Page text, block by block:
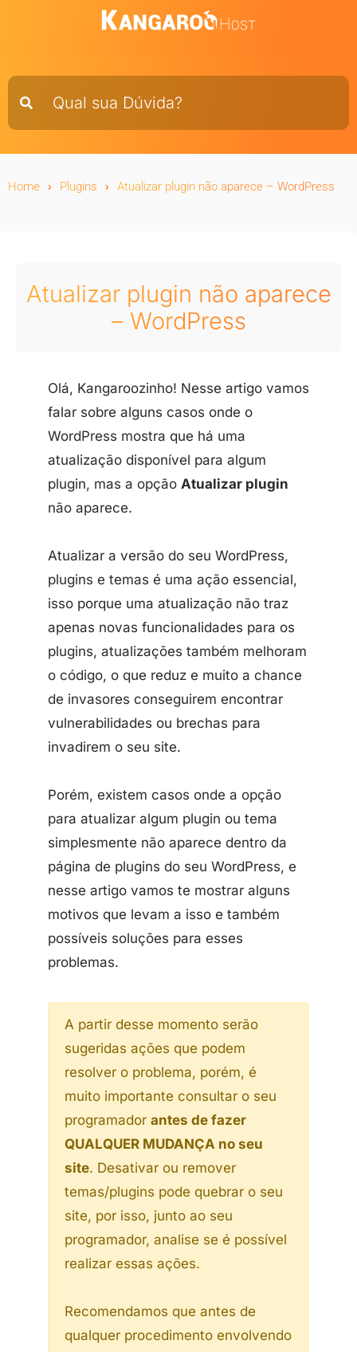
Home Plugins Atualizar plugin não aparece – WordPress
Atualizar plugin não aparece
– WordPress
Olá, Kangaroozinho! Nesse artigo vamos
falar sobre alguns casos onde o
WordPress mostra que há uma
atualização disponível para algum
plugin, mas a opção Atualizar plugin
não aparece.
Atualizar a versão do seu WordPress,
plugins e temas é uma ação essencial,
isso porque uma atualização não traz
apenas novas funcionalidades para os
plugins, atualizações também melhoram
o código, o que reduz e muito a chance
de invasores conseguirem encontrar
vulnerabilidades ou brechas para
invadirem o seu site.
Porém, existem casos onde a opção
para atualizar algum plugin ou tema
simplesmente não aparece dentro da
página de plugins do seu WordPress, e
nesse artigo vamos te mostrar alguns
motivos que levam a isso e também
possíveis soluções para esses
problemas.
A partir desse momento serão
sugeridas ações que podem
resolver o problema, porém, é
muito importante consultar o seu
programador antes de fazer
QUALQUER MUDANÇA no seu
site. Desativar ou remover
temas/plugins pode quebrar o seu
site, por isso, junto ao seu
programador, analise se é possível
realizar essas ações.
Recomendamos que antes de
qualquer procedimento envolvendo